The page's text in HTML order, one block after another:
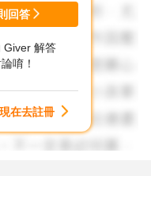
回答
Giver 解答
唷！
現在去註冊